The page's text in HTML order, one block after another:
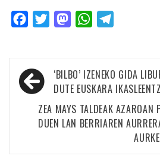
FacebookTwitterMastodonWhatsApp
Bidalketetan
zehar
nabigatu
‘BILBO’ IZENEKO GIDA
DUTE EUSKARA
ZEA MAYS TALDEAK AZAROAN
DUEN LAN BERRIAREN